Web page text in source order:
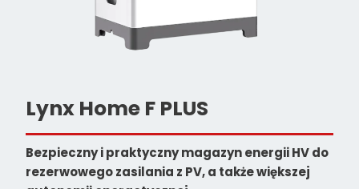
Lynx Home F PLUS
Bezpieczny i praktyczny magazyn energii HV do
rezerwowego zasilania z PV, a także większej